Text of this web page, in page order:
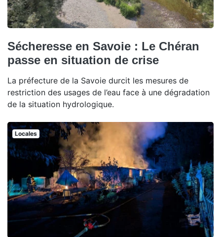
Sécheresse en Savoie : Le Chéran
passe en situation de crise
La préfecture de la Savoie durcit les mesures de
restriction des usages de l’eau face à une dégradation
de la situation hydrologique.
Locales